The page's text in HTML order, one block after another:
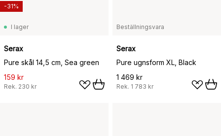
I lager
Serax
Pure skål 14,5 cm, Sea green
159 kr
Rek. 230 kr
-31%
Beställningsvara
Serax
Pure ugnsform XL, Black
1 469 kr
Rek. 1 783 kr